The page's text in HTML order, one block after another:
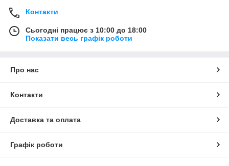
Контакти
Сьогодні працює з 10:00 до 18:00
Показати весь графік роботи
Про нас
Контакти
Доставка та оплата
Графік роботи